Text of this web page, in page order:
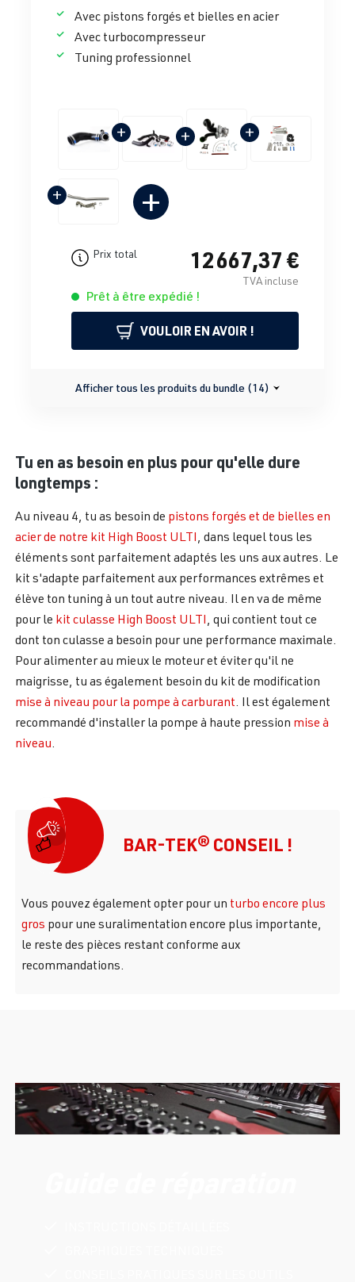
Avec pistons forgés et bielles en acier
Avec turbocompresseur
Tuning professionnel
+ + +
+ +
Prix total 12 667,37 €
TVA incluse
Prêt à être expédié !
VOULOIR EN AVOIR !
Afficher tous les produits du bundle (14)
Tu en as besoin en plus pour qu'elle dure
longtemps :
Au niveau 4, tu as besoin de pistons forgés et de bielles en
acier de notre kit High Boost ULTI , dans lequel tous les
éléments sont parfaitement adaptés les uns aux autres. Le
kit s'adapte parfaitement aux performances extrêmes et
élève ton tuning à un tout autre niveau. Il en va de même
pour le kit culasse High Boost ULTI , qui contient tout ce
dont ton culasse a besoin pour une performance maximale.
Pour alimenter au mieux le moteur et éviter qu'il ne
maigrisse, tu as également besoin du kit de modification
mise à niveau pour la pompe à carburant . Il est également
recommandé d'installer la pompe à haute pression mise à
niveau
BAR-TEK® CONSEIL !
Vous pouvez également opter pour un turbo encore plus
gros pour une suralimentation encore plus importante,
le reste des pièces restant conforme aux
recommandations.